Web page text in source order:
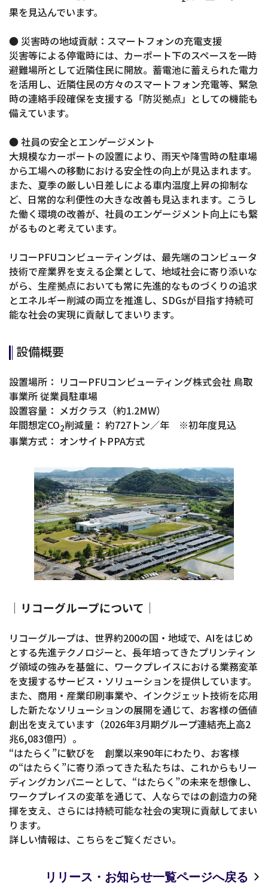
果を見込んでいます。
● 災害時の地域貢献：スマートフォンの充電支援
災害等による停電時には、カーポート下のスペースを一時
避難場所として近隣住民に開放。蓄電池に蓄えられた電力
を活用し、近隣住民の方々のスマートフォン充電等、緊急
時の連絡手段確保を支援する「防災拠点」としての機能も
備えています。
● 社員の安全とエンゲージメント
大規模なカーポートの設置により、雨天や降雪時の駐車場
から工場への移動における安全性の向上が見込まれます。
また、夏季の厳しい日差しによる車内温度上昇の抑制な
ど、日常的な利便性の大きな改善も見込まれます。こうし
た働く環境の改善が、社員のエンゲージメント向上にも繋
がるものと考えています。
リコーPFUコンピューティングは、最先端のコンピュータ
技術で産業界を支える企業として、地域社会に寄り添いな
がら、生産拠点においても常に先進的なものづくりの追求
とエネルギー削減の両立を推進し、SDGsが目指す持続可
能な社会の実現に貢献してまいります。
設備概要
設置場所： リコーPFUコンピューティング株式会社 鳥取
事業所 従業員駐車場
設置容量： メガクラス（約1.2MW）
年間想定CO2削減量： 約727トン／年 ※初年度見込
事業方式： オンサイトPPA方式
│リコーグループについて│
リコーグループは、世界約200の国・地域で、AIをはじめ
とする先進テクノロジーと、長年培ってきたプリンティン
グ領域の強みを基盤に、ワークプレイスにおける業務変革
を支援するサービス・ソリューションを提供しています。
また、商用・産業印刷事業や、インクジェット技術を応用
した新たなソリューションの展開を通じて、お客様の価値
創出を支えています（2026年3月期グループ連結売上高2
兆6,083億円）。
“はたらく”に歓びを 創業以来90年にわたり、お客様
の“はたらく”に寄り添ってきた私たちは、これからもリー
ディングカンパニーとして、“はたらく”の未来を想像し、
ワークプレイスの変革を通じて、人ならではの創造力の発
揮を支え、さらには持続可能な社会の実現に貢献してまい
ります。
詳しい情報は、こちらをご覧ください。
リリース・お知らせ一覧ページへ戻る